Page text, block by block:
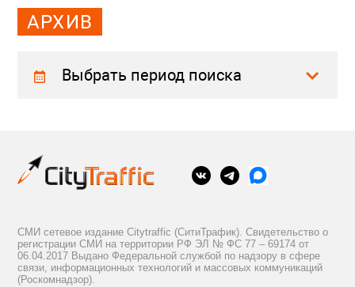
АРХИВ
Выбрать период поиска
СМИ сетевое издание Citytraffic (СитиТрафик). Свидетельство о
регистрации СМИ на территории РФ ЭЛ № ФС 77 – 69174 от
06.04.2017 Выдано Федеральной службой по надзору в сфере
связи, информационных технологий и массовых коммуникаций
(Роскомнадзор).